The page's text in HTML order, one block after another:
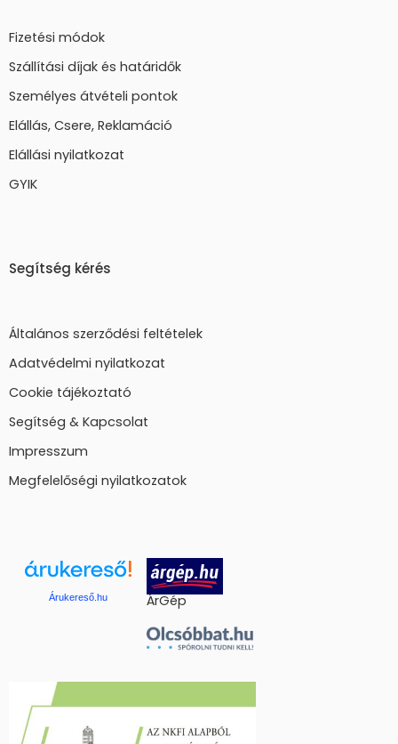
Fizetési módok
Szállítási díjak és határidők
Személyes átvételi pontok
Elállás, Csere, Reklamáció
Elállási nyilatkozat
GYIK
Segítség kérés
Általános szerződési feltételek
Adatvédelmi nyilatkozat
Cookie tájékoztató
Segítség & Kapcsolat
Impresszum
Megfelelőségi nyilatkozatok
Árukereső.hu ÁrGép